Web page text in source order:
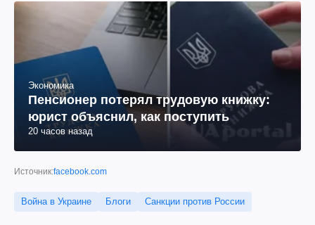
Экономика
Пенсионер потерял трудовую книжку:
юрист объяснил, как поступить
20 часов назад
Источник:facebook.com
Война в Украине Блоги Санкции против России